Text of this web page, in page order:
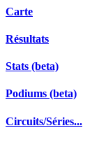
Carte
Résultats
Stats (beta)
Podiums (beta)
Circuits/Séries...